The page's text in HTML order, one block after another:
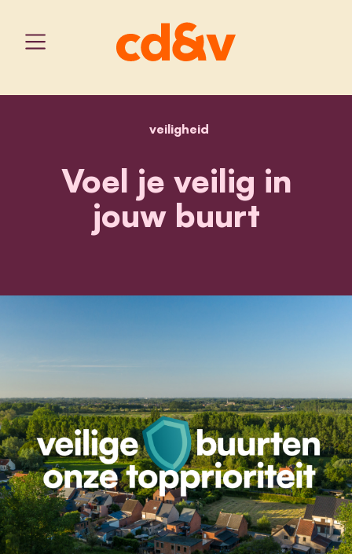
home
veiligheidveiligheid
Voel je veilig in
jouw buurt